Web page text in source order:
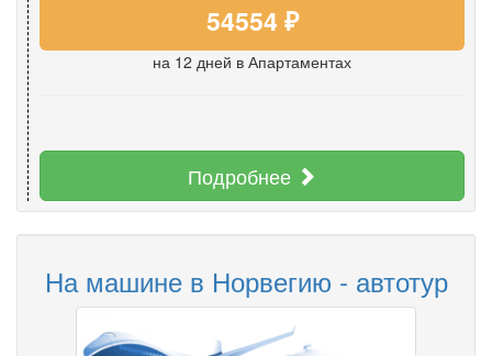
54554 ₽
на 12 дней в Апартаментах
Подробнее
На машине в Норвегию - автотур